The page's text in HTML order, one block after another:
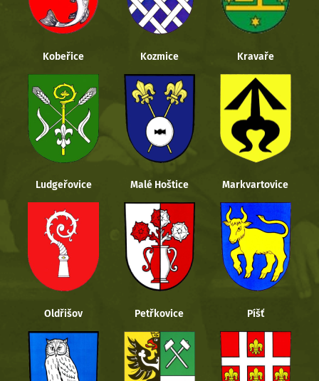
Kobeřice Kozmice Kravaře
Ludgeřovice Malé Hoštice Markvartovice
Oldřišov Petřkovice Píšť